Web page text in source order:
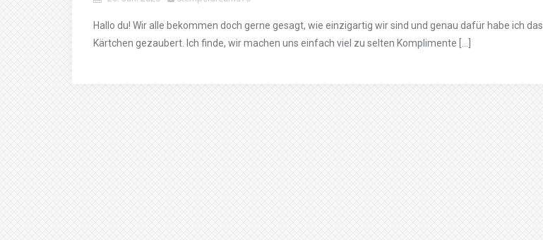
Hallo du! Wir alle bekommen doch gerne gesagt, wie einzigartig wir sind und genau dafür habe ich das
Kärtchen gezaubert. Ich finde, wir machen uns einfach viel zu selten Komplimente […]